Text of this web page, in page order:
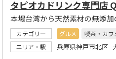
タピオカドリンク専門店
本場台湾から天然素材の無添
カテゴリー グルメ
喫茶・カフ
エリア・駅
兵庫県神戸市北区